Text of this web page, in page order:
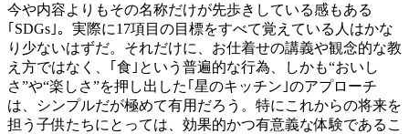
今や内容よりもその名称だけが先歩きしている感もある
｢SDGs｣。実際に17項目の目標をすべて覚えている人はかな
り少ないはずだ。それだけに、お仕着せの講義や観念的な教
え方ではなく、｢食｣という普遍的な行為、しかも“おいし
さ”や“楽しさ”を押し出した｢星のキッチン｣のアプローチ
は、シンプルだが極めて有用だろう。特にこれからの将来を
担う子供たちにとっては、効果的かつ有意義な体験であるこ